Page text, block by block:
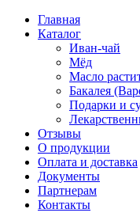
Главная
Каталог
Иван-чай
Мёд
Масло
Бакалея
Подарки и
Отзывы
О продукции
Оплата и доставка
Документы
Партнерам
Контакты